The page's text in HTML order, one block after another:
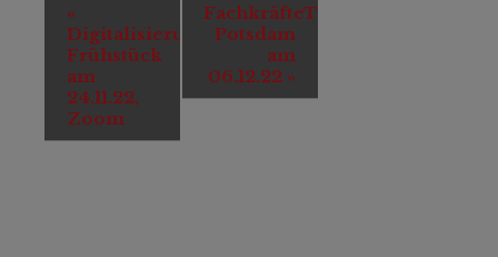
Navigation
«
Digitalisierungs-
Frühstück
am
24.11.22,
Zoom
FachkräfteTag
Potsdam
am
06.12.22 »